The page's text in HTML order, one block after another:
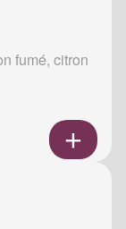
fumé, citron